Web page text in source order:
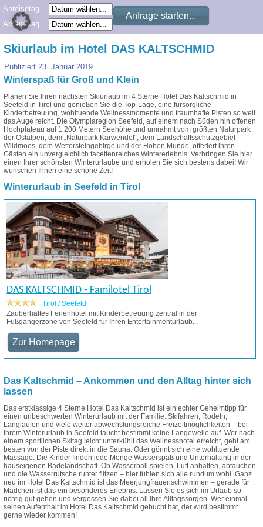
Anreisetag
Abreisetag
Skiurlaub im Hotel DAS KALTSCHMID
Publiziert 23. Januar 2019
Winterspaß für Groß und Klein
Planen Sie Ihren nächsten Skiurlaub im 4 Sterne Hotel Das Kaltschmid in
Seefeld in Tirol und genießen Sie die Top-Lage, eine fürsorgliche
Kinderbetreuung, wohltuende Wellnessmomente und traumhafte Pisten so weit
das Auge reicht. Die Olympiaregion Seefeld, auf einem nach Süden hin offenen
Hochplateau auf 1.200 Metern Seehöhe und umrahmt vom größten Naturpark
der Ostalpen, dem „Naturpark Karwendel“, dem Landschaftsschutzgebiet
Wildmoos, dem Wettersteingebirge und der Hohen Munde, offeriert ihren
Gästen ein unvergleichlich facettenreiches Wintererlebnis. Verbringen Sie hier
einen Ihrer schönsten Winterurlaube und erholen Sie sich bestens dabei! Wir
wünschen Ihnen eine schöne Zeit!
Winterurlaub in Seefeld in Tirol
DAS KALTSCHMID - Familotel Tirol
Tirol / Seefeld
Zauberhaftes Ferienhotel mit Kinderbetreuung zentral in der
Fußgängerzone von Seefeld für Ihren Entertainmenturlaub...
Zur Homepage
Das Kaltschmid – Ankommen und den Alltag hinter sich
lassen
Das erstklassige 4 Sterne Hotel Das Kaltschmid ist ein echter Geheimtipp für
einen unbeschwerten Winterurlaub mit der Familie. Skifahren, Rodeln,
Langlaufen und viele weiter abwechslungsreiche Freizeitmöglichkeiten – bei
Ihrem Winterurlaub in Seefeld taucht bestimmt keine Langeweile auf. Wer nach
einem sportlichen Skitag leicht unterkühlt das Wellnesshotel erreicht, geht am
besten von der Piste direkt in die Sauna. Oder gönnt sich eine wohltuende
Massage. Die Kinder finden jede Menge Wasserspaß und Unterhaltung in der
hauseigenen Badelandschaft. Ob Wasserball spielen, Luft anhalten, abtauchen
und die Wasserrutsche runter flitzen – hier fühlen sich alle rundum wohl. Ganz
neu im Hotel Das Kaltschmid ist das Meerjungfrauenschwimmen – gerade für
Mädchen ist das ein besonderes Erlebnis. Lassen Sie es sich im Urlaub so
richtig gut gehen und vergessen Sie dabei all Ihre Alltagssorgen. Wer einmal
seinen Aufenthalt im Hotel Das Kaltschmid gebucht hat, der wird bestimmt
gerne wieder kommen!